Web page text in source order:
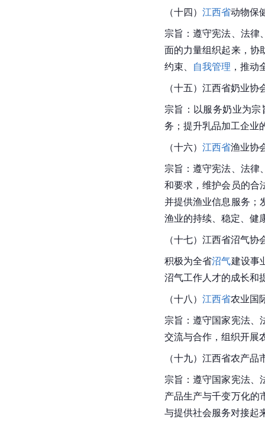
（十四） 江西省动物保
宗旨：遵守宪法、法律
面的力量组织起来，协
约束、 自我管理 ，推动
（十五）江西省奶业协
宗旨：以服务奶业为
务；提升乳品加工企业
（十六） 江西省渔业协
宗旨：遵守宪法、法律
和要求，维护会员的合
并提供渔业信息服务；
渔业的持续、稳定、健
（十七） 江西省沼气协
积极为全省沼气建设事
沼气工作人才的成长和
（十八） 江西省农业国
宗旨：遵守国家宪法、
交流与合作，组织开展
（十九） 江西省农产品
宗旨：遵守国家宪法、
产品生产与千变万化的
与提供社会服务对接起